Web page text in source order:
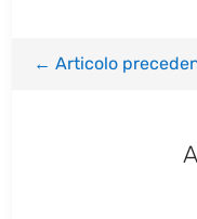
←Articolo